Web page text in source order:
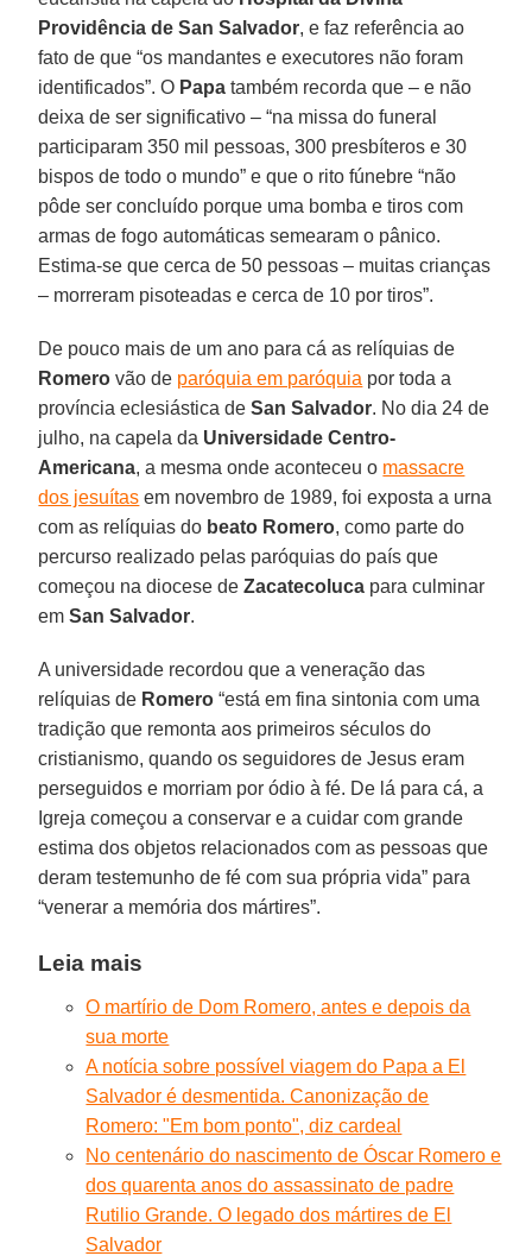
Providência de San Salvador, e faz referência ao
fato de que “os mandantes e executores não foram
identificados”. O Papa também recorda que – e não
deixa de ser significativo – “na missa do funeral
participaram 350 mil pessoas, 300 presbíteros e 30
bispos de todo o mundo” e que o rito fúnebre “não
pôde ser concluído porque uma bomba e tiros com
armas de fogo automáticas semearam o pânico.
Estima-se que cerca de 50 pessoas – muitas crianças
– morreram pisoteadas e cerca de 10 por tiros”.
De pouco mais de um ano para cá as relíquias de
Romero vão de paróquia em paróquia por toda a
província eclesiástica deSan Salvador. No dia 24 de
julho, na capela da Universidade Centro-
Americana, a mesma onde aconteceu o massacre
dos jesuítas em novembro de 1989, foi exposta a urna
com as relíquias do beato Romero, como parte do
percurso realizado pelas paróquias do país que
começou na diocese deZacatecoluca para culminar
emSan Salvador.
A universidade recordou que a veneração das
relíquias de Romero “está em fina sintonia com uma
tradição que remonta aos primeiros séculos do
cristianismo, quando os seguidores de Jesus eram
perseguidos e morriam por ódio à fé. De lá para cá, a
Igreja começou a conservar e a cuidar com grande
estima dos objetos relacionados com as pessoas que
deram testemunho de fé com sua própria vida” para
“venerar a memória dos mártires”.
Leia mais
O martírio de Dom Romero, antes e depois da
sua morte
A notícia sobre possível viagem do Papa a El
Salvador é desmentida. Canonização de
Romero: "Em bom ponto", diz cardeal
No centenário do nascimento de Óscar Romero e
dos quarenta anos do assassinato de padre
Rutilio Grande. O legado dos mártires de El
Salvador